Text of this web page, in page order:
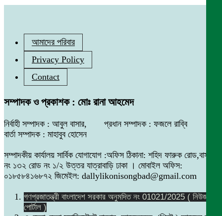
আমাদের পরিবার
Privacy Policy
Contact
সম্পাদক ও প্রকাশক : মোঃ রানা আহমেদ
নির্বাহী সম্পাদক : আবুল বাসার, প্রধান সম্পাদক : ফজলে রাব্বি
বার্তা সম্পাদক : মাহাবুব হোসেন
সম্পাদকীয় কার্যালয় সার্বিক যোগাযোগ :অফিস ঠিকানা: শহিদ ফারুক রোড,বাসা
নং ১৩২ রোড নং ১/২ উত্তর যাত্রাবাড়ি ঢাকা । মোবাইল অফিস:
০১৮৫৮৪১৬৮৭২ জিমেইল: dallylikonisongbad@gmail.com
গণপ্রজাতন্ত্রী বাংলাদেশ সরকার অনুমদিত নং 01021/2025 ( নিউজ
পোর্টাল )